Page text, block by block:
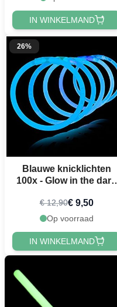
IN WINKELMAND
26%
Blauwe knicklichten
100x - Glow in the dark
€ 12,90€ 9,50
Op voorraad
IN WINKELMAND